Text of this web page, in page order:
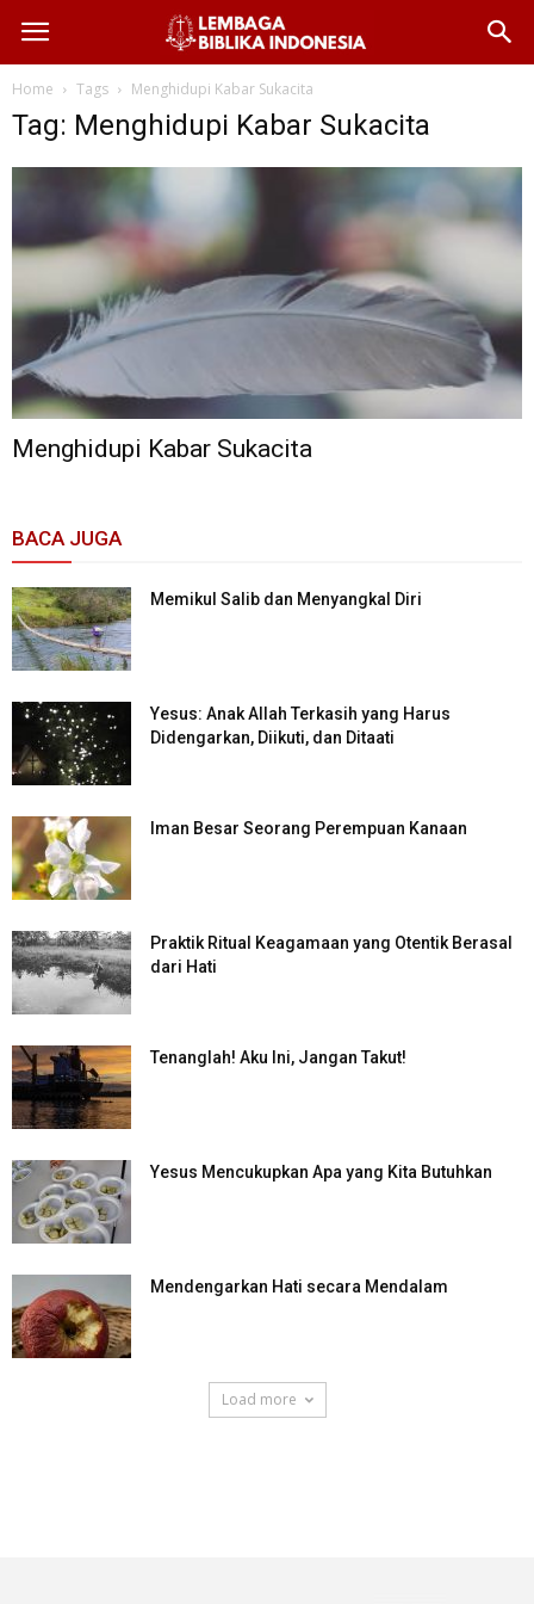
Home Tags Menghidupi Kabar Sukacita
Tag: Menghidupi Kabar Sukacita
Menghidupi Kabar Sukacita
BACA JUGA
Memikul Salib dan Menyangkal Diri
Yesus: Anak Allah Terkasih yang Harus
Didengarkan, Diikuti, dan Ditaati
Iman Besar Seorang Perempuan Kanaan
Praktik Ritual Keagamaan yang Otentik Berasal
dari Hati
Tenanglah! Aku Ini, Jangan Takut!
Yesus Mencukupkan Apa yang Kita Butuhkan
Mendengarkan Hati secara Mendalam
Load more